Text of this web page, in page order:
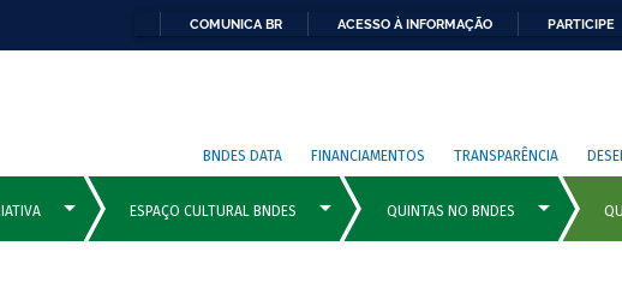
COMUNICA BR ACESSO À INFORMAÇÃO PARTICIPE
BNDES DATA FINANCIAMENTOS TRANSPARÊNCIA